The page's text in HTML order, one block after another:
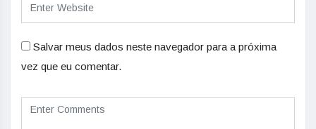
Salvar meus dados neste navegador para a próxima
vez que eu comentar.